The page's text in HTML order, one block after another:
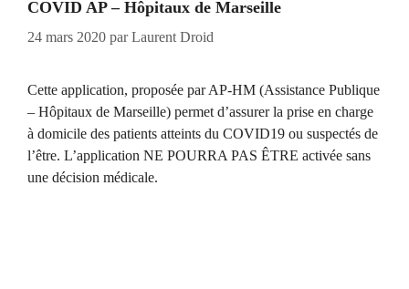
COVID AP – Hôpitaux de Marseille
24 mars 2020 parLaurent Droid
Cette application, proposée par AP-HM (Assistance Publique
– Hôpitaux de Marseille) permet d’assurer la prise en charge
à domicile des patients atteints du COVID19 ou suspectés de
l’être. L’application NE POURRA PAS ÊTRE activée sans
une décision médicale.